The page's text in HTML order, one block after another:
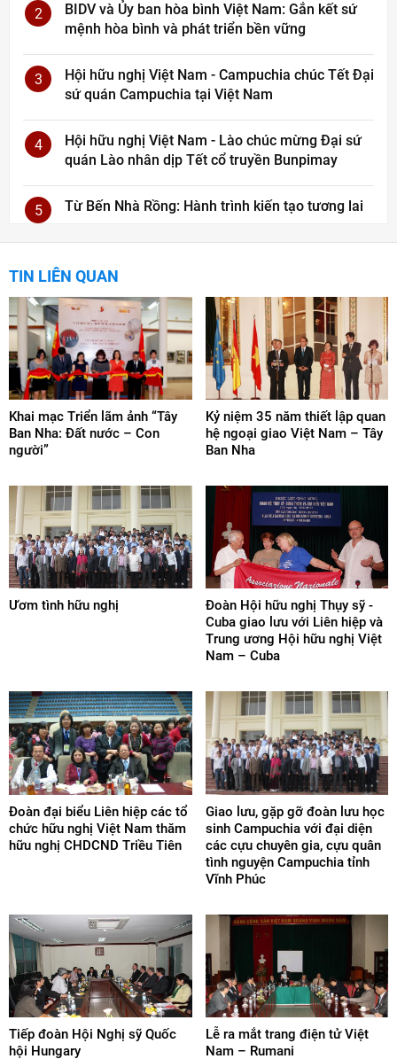
2
BIDV và Ủy ban hòa bình Việt Nam: Gắn kết sứ
mệnh hòa bình và phát triển bền vững
3
Hội hữu nghị Việt Nam - Campuchia chúc Tết Đại
sứ quán Campuchia tại Việt Nam
4
Hội hữu nghị Việt Nam - Lào chúc mừng Đại sứ
quán Lào nhân dịp Tết cổ truyền Bunpimay
5 Từ Bến Nhà Rồng: Hành trình kiến tạo tương lai
TIN LIÊN QUAN
Khai mạc Triển lãm ảnh “Tây
Ban Nha: Đất nước – Con
người”
Kỷ niệm 35 năm thiết lập quan
hệ ngoại giao Việt Nam – Tây
Ban Nha
Ươm tình hữu nghị
Đoàn Hội hữu nghị Thụy sỹ -
Cuba giao lưu với Liên hiệp và
Trung ương Hội hữu nghị Việt
Nam – Cuba
Đoàn đại biểu Liên hiệp các tổ
chức hữu nghị Việt Nam thăm
hữu nghị CHDCND Triều Tiên
Giao lưu, gặp gỡ đoàn lưu học
sinh Campuchia với đại diện
các cựu chuyên gia, cựu quân
tình nguyện Campuchia tỉnh
Vĩnh Phúc
Tiếp đoàn Hội Nghị sỹ Quốc
hội Hungary
Lễ ra mắt trang điện tử Việt
Nam – Rumani